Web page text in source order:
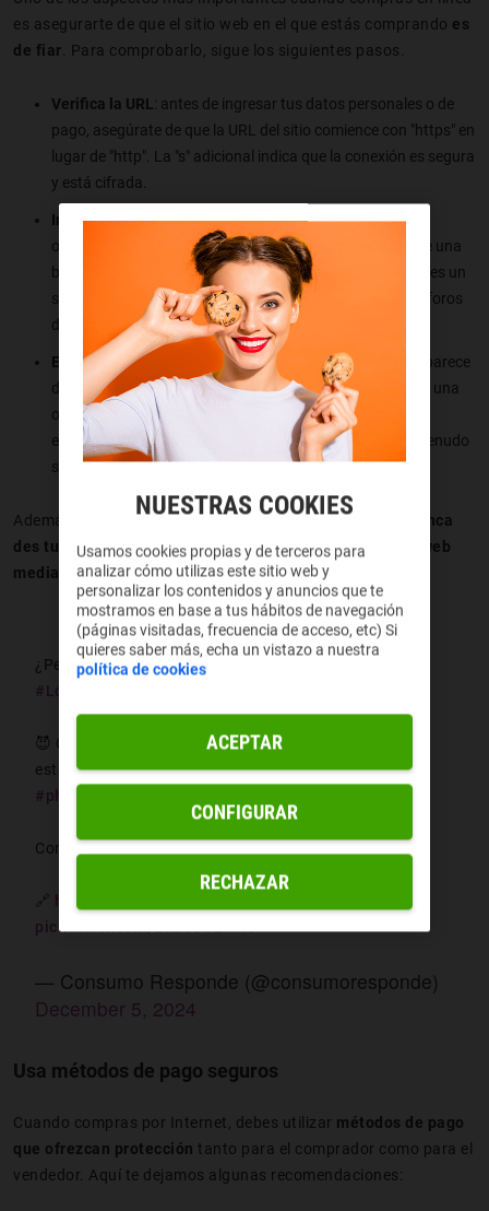
es asegurarte de que el sitio web en el que estás comprando es
de fiar. Para comprobarlo, sigue los siguientes pasos.
Verifica la URL: antes de ingresar tus datos personales o de
pago, asegúrate de que la URL del sitio comience con "https" en
lugar de "http". La "s" adicional indica que la conexión es segura
y está cifrada.
Investiga la reputación del vendedor: comprueba las
opiniones y valoraciones de otros clientes. Si el sitio tiene una
buena valoración, es más probable que sea confiable. Si es un
sitio nuevo o desconocido, investiga su historia o revisa foros
donde otros compradores compartan sus experiencias.
Evita sitios sospechosos : si encuentras una oferta que parece
demasiado buena para ser cierta, probablemente no sea una
oferta sino un engaño. Los sitios web con precios
extremadamente bajos o con descuentos agresivos a menudo
son estafas.
Además de esto, aunque sea fácil y todos lo sepamos,
nunca
des tus datos personales de cuenta a ningún contacto/web
medianteSMSo correo electrónico.
¿Pensando en hacerte con tus décimos de la
#LoteríadeNavidad
😈 Cuidado con los ciberdelincuentes, que aprovechan
estas fechas para tender trampas#estafascon
#phishing
Compra la lotería sólo en lugares autorizados.
🔗
pic.twitter.com/DRbJJOZMxG
— Consumo Responde (@consumoresponde)
December 5, 2024
Usa métodos de pago seguros
Cuando compras por Internet, debes utilizar métodos de pago
que ofrezcan protección tanto para el comprador como para el
vendedor. Aquí te dejamos algunas recomendaciones:
NUESTRAS COOKIES
Usamos cookies propias y de terceros para
analizar cómo utilizas este sitio web y
personalizar los contenidos y anuncios que te
mostramos en base a tus hábitos de navegación
(páginas visitadas, frecuencia de acceso, etc) Si
quieres saber más, echa un vistazo a nuestra
política de cookies
RECHAZAR
ACEPTAR
CONFIGURAR